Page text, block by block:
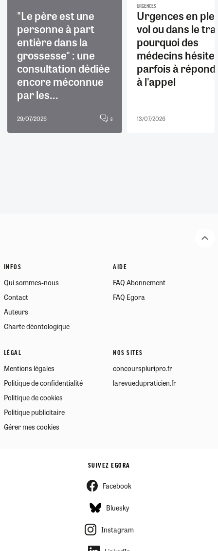
"Le père est une
personne à part
entière dans la
grossesse" : une
consultation dédiée
encore méconnue
par les...
29/07/2026 8
URGENCES
Urgences en
vol ou dans le
pourquoi des
médecins
parfois à
à l'appel
13/07/2026
INFOS
Qui sommes-nous
Contact
Auteurs
Charte déontologique
AIDE
FAQ Abonnement
FAQ Egora
LÉGAL
Mentions légales
Politique de confidentialité
Politique de cookies
Politique publicitaire
Gérer mes cookies
NOS SITES
concourspluripro.fr
larevuedupraticien.fr
SUIVEZ EGORA
Facebook
Bluesky
Instagram